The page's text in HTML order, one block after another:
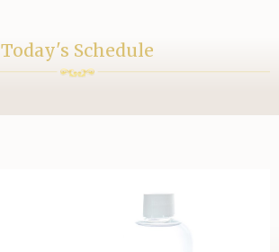
Today's Schedule